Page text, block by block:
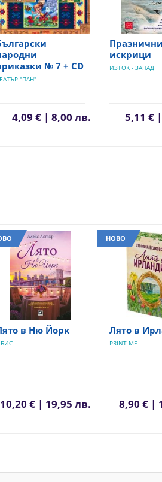
№ 7 + CD
"ПАН"
4,09 € | 8,00 лв.
Празнични
искрици
ИЗТОК - ЗАПАД
5,11 €
в Ню Йорк
10,20 € | 19,95 лв.
НОВО
Лято в
PRINT ME
8,90 € |